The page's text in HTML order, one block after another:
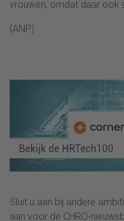
vrouwen, omdat daar ook
(ANP)
Sluit u aan bij andere
aan voor de CHRO-